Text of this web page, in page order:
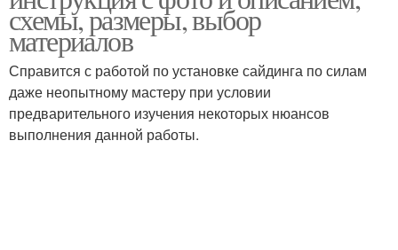
схемы, размеры, выбор
материалов
Справится с работой по установке сайдинга по силам
даже неопытному мастеру при условии
предварительного изучения некоторых нюансов
выполнения данной работы.